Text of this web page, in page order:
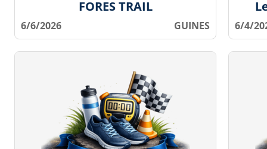
FORES TRAIL
6/6/2026 GUINES 6/4/